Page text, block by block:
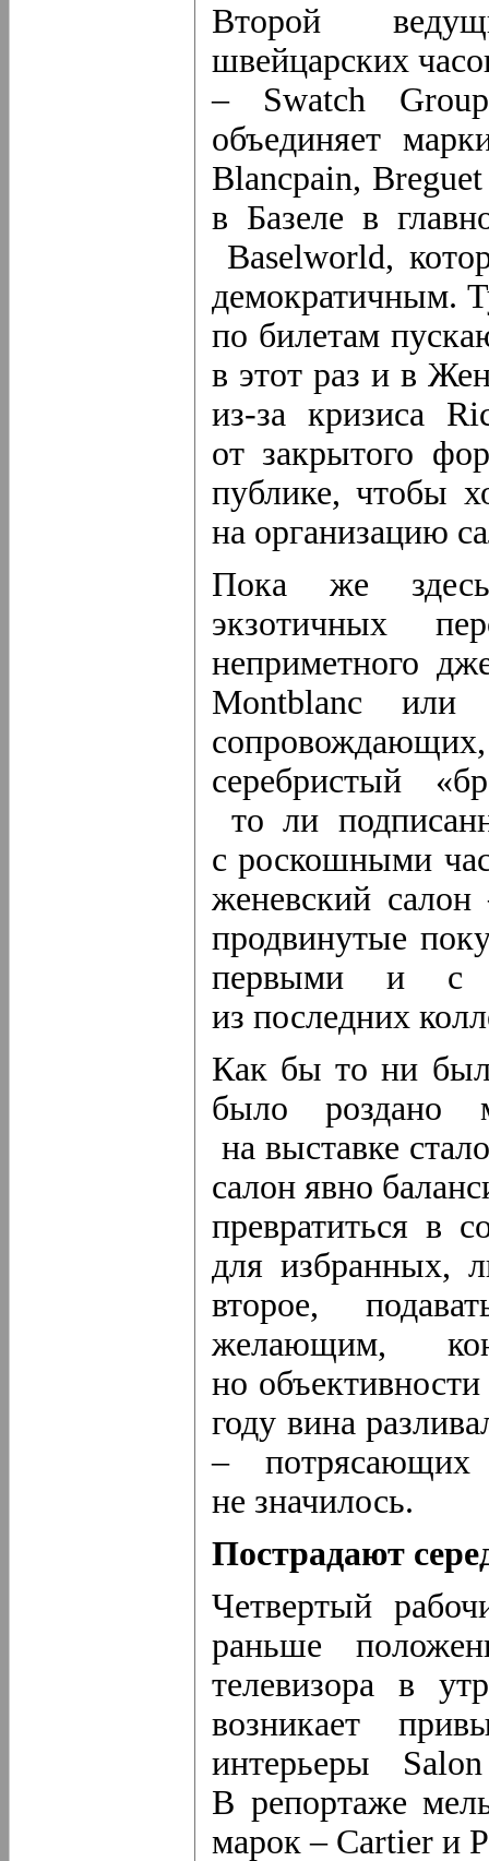
Второй
швейцарских
– Swatch
объединяет
Blancpain,
в Базеле в
Baselworld,
демократичным.
по билетам
в этот раз и в
из-за кризиса
от закрытого
публике, чтобы
на организацию
Пока же
экзотичных
неприметного
Montblanc
серебристый
то ли
с роскошными
женевский
продвинутые
первыми и с
из последних
Как бы то ни
было роздано
на выставке
салон явно
превратиться в
для избранных,
второе,
желающим,
но
году вина
–
не значилось.
Пострадают
Четвертый
раньше
телевизора в
возникает
интерьеры
В репортаже
марок – Cartier и